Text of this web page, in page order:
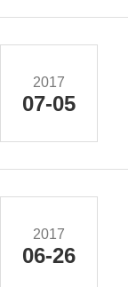
2017
07-05
2017
06-26